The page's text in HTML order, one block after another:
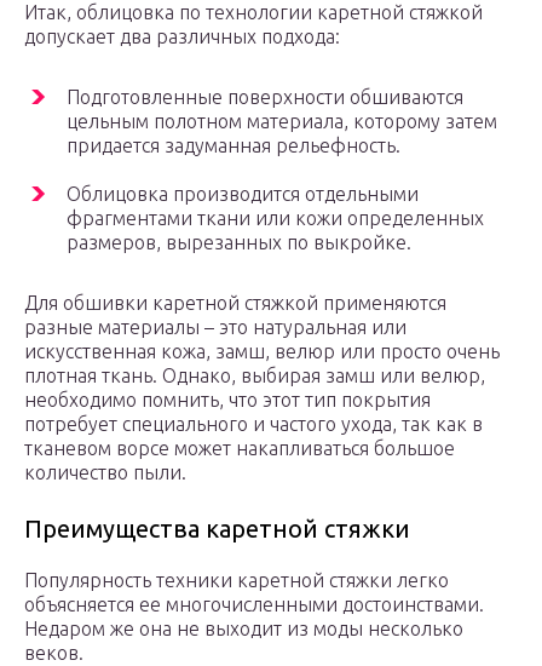
Итак, облицовка по технологии каретной стяжкой
допускает два различных подхода:
Подготовленные поверхности обшиваются
цельным полотном материала, которому затем
придается задуманная рельефность.
Облицовка производится отдельными
фрагментами ткани или кожи определенных
размеров, вырезанных по выкройке.
Для обшивки каретной стяжкой применяются
разные материалы – это натуральная или
искусственная кожа, замш, велюр или просто очень
плотная ткань. Однако, выбирая замш или велюр,
необходимо помнить, что этот тип покрытия
потребует специального и частого ухода, так как в
тканевом ворсе может накапливаться большое
количество пыли.
Преимущества каретной стяжки
Популярность техники каретной стяжки легко
объясняется ее многочисленными достоинствами.
Недаром же она не выходит из моды несколько
веков.